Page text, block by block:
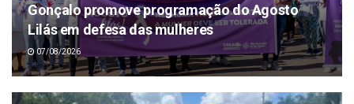
Gonçalo promove programação do Agosto
Lilás em defesa das mulheres
07/08/2026